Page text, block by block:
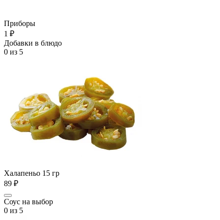
Приборы
1 ₽
Добавки в блюдо
0 из 5
Халапеньо 15 гр
89 ₽
Соус на выбор
0 из 5